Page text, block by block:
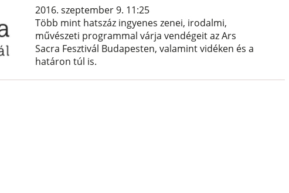
2016. szeptember 9. 11:25
Több mint hatszáz ingyenes zenei, irodalmi,
művészeti programmal várja vendégeit az Ars
Sacra Fesztivál Budapesten, valamint vidéken és a
határon túl is.